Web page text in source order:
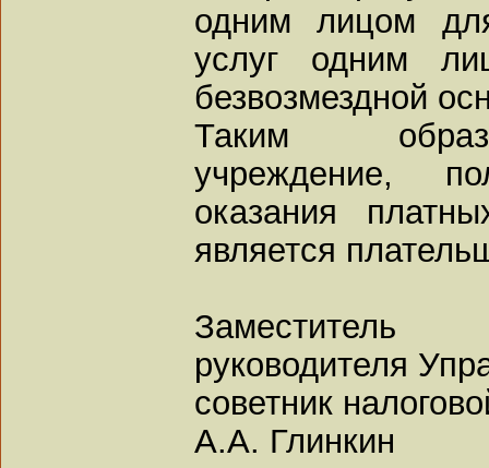
одним лицом
услуг одним
безвозмездной
Таким
учреждение,
оказания
является
Заместитель
руководителя
советник
А.А. Глинкин